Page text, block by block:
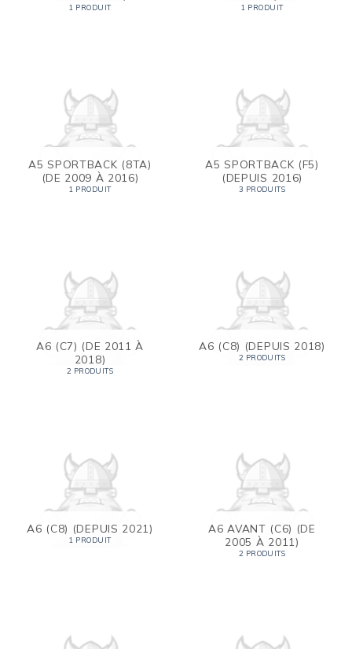
1 PRODUIT 1 PRODUIT
A5 SPORTBACK (8TA)
(DE 2009 À 2016)
1 PRODUIT
A5 SPORTBACK (F5)
(DEPUIS 2016)
3 PRODUITS
A6 (C7) (DE 2011 À
2018)
2 PRODUITS
A6 (C8) (DEPUIS 2018)
2 PRODUITS
A6 (C8) (DEPUIS 2021)
1 PRODUIT
A6 AVANT (C6) (DE
2005 À 2011)
2 PRODUITS